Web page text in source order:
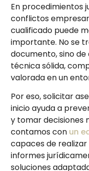
En procedimientos
conflictos
cualificado puede
importante. No se
documento, sino
técnica sólida,
valorada en un
Por eso, solicitar
inicio ayuda a
y tomar decisiones
contamos con un
capaces de
informes
soluciones